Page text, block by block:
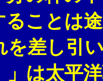
とは途
を差し引
」は太平